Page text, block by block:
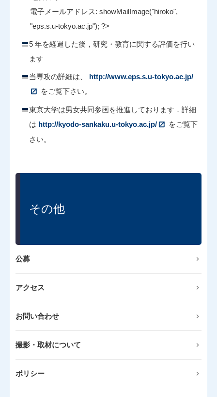
電子メールアドレス: showMailImage("hiroko",
"eps.s.u-tokyo.ac.jp"); ?>
5 年を経過した後，研究・教育に関する評価を行い
ます
当専攻の詳細は、 http://www.eps.s.u-tokyo.ac.jp/
をご覧下さい。
東京大学は男女共同参画を推進しております．詳細
は http://kyodo-sankaku.u-tokyo.ac.jp/
をご覧下
さい。
その他
公募
アクセス
お問い合わせ
撮影・取材について
ポリシー